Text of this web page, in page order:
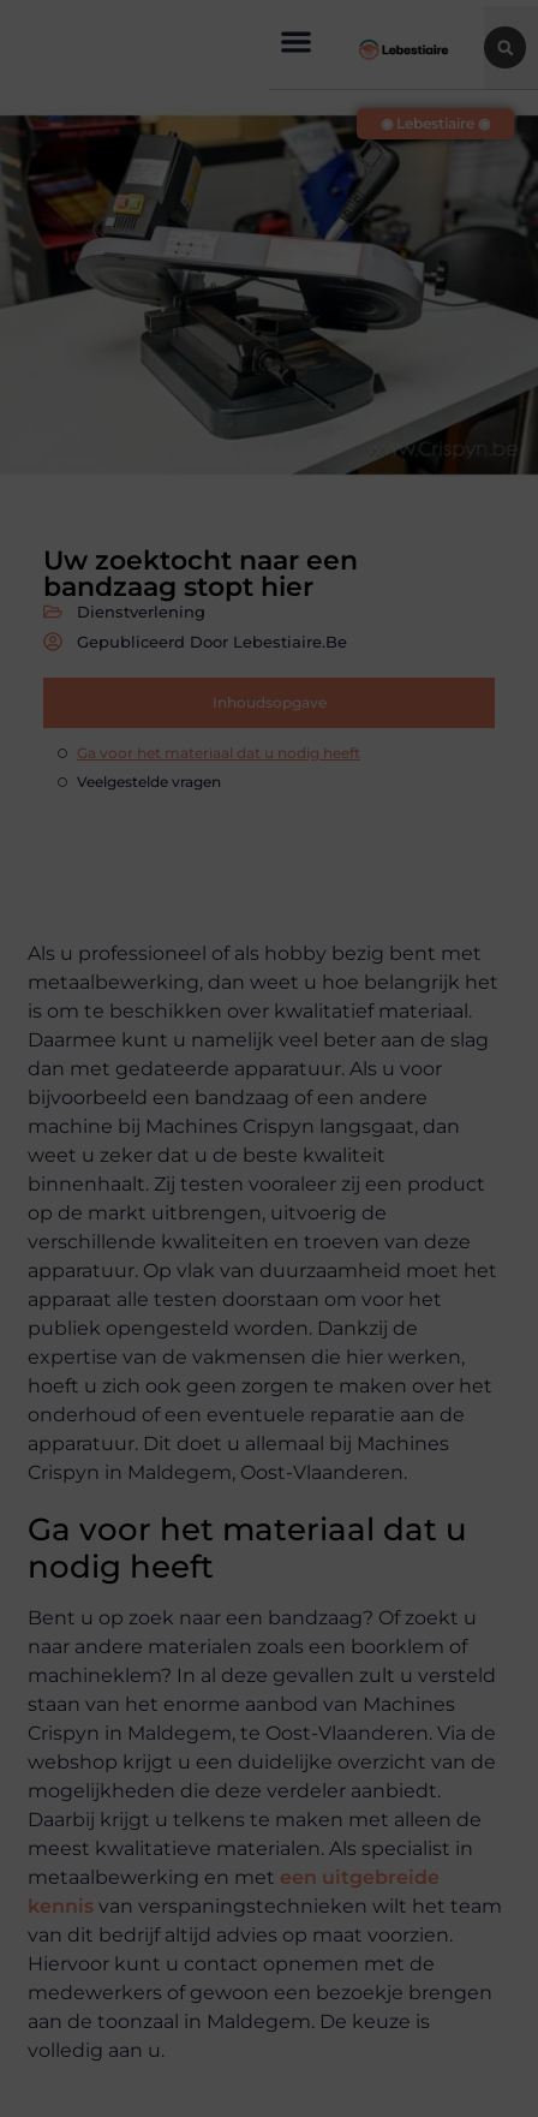
Uw zoektocht naar een
bandzaag stopt hier
Dienstverlening
Gepubliceerd Door Lebestiaire.be
Inhoudsopgave
Ga voor het materiaal dat u nodig heeft
Veelgestelde vragen
◉ Lebestiaire ◉
Als u professioneel of als hobby bezig bent met
metaalbewerking, dan weet u hoe belangrijk het
is om te beschikken over kwalitatief materiaal.
Daarmee kunt u namelijk veel beter aan de slag
dan met gedateerde apparatuur. Als u voor
bijvoorbeeld een bandzaag of een andere
machine bij Machines Crispyn langsgaat, dan
weet u zeker dat u de beste kwaliteit
binnenhaalt. Zij testen vooraleer zij een product
op de markt uitbrengen, uitvoerig de
verschillende kwaliteiten en troeven van deze
apparatuur. Op vlak van duurzaamheid moet het
apparaat alle testen doorstaan om voor het
publiek opengesteld worden. Dankzij de
expertise van de vakmensen die hier werken,
hoeft u zich ook geen zorgen te maken over het
onderhoud of een eventuele reparatie aan de
apparatuur. Dit doet u allemaal bij Machines
Crispyn in Maldegem, Oost-Vlaanderen.
Ga voor het materiaal dat u
nodig heeft
Bent u op zoek naar een bandzaag? Of zoekt u
naar andere materialen zoals een boorklem of
machineklem? In al deze gevallen zult u versteld
staan van het enorme aanbod van Machines
Crispyn in Maldegem, te Oost-Vlaanderen. Via de
webshop krijgt u een duidelijke overzicht van de
mogelijkheden die deze verdeler aanbiedt.
Daarbij krijgt u telkens te maken met alleen de
meest kwalitatieve materialen. Als specialist in
metaalbewerking en met een uitgebreide
kennis van verspaningstechnieken wilt het team
van dit bedrijf altijd advies op maat voorzien.
Hiervoor kunt u contact opnemen met de
medewerkers of gewoon een bezoekje brengen
aan de toonzaal in Maldegem. De keuze is
volledig aan u.